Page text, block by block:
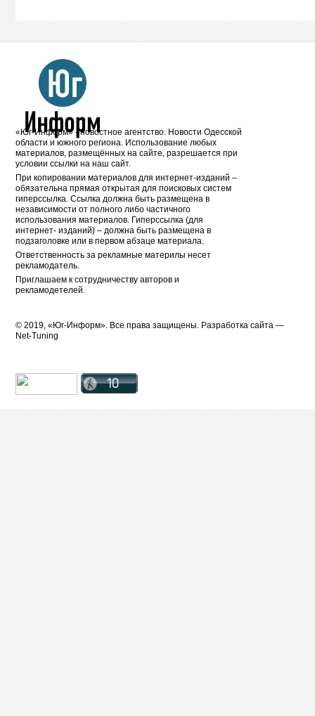
«Юг-Информ» - новостное агентство. Новости Одесской
области и южного региона. Использование любых
материалов, размещённых на сайте, разрешается при
условии ссылки на наш сайт.
При копировании материалов для интернет-изданий –
обязательна прямая открытая для поисковых систем
гиперссылка. Ссылка должна быть размещена в
независимости от полного либо частичного
использования материалов. Гиперссылка (для
интернет- изданий) – должна быть размещена в
подзаголовке или в первом абзаце материала.
Ответственность за рекламные материлы несет
рекламодатель.
Приглашаем к сотрудничеству авторов и
рекламодетелей.
© 2019, «Юг-Информ». Все права защищены. Разработка cайта —
Net-Tuning